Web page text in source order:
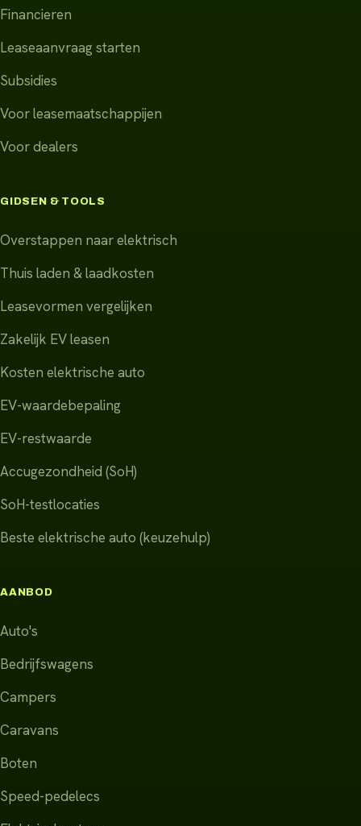
Financieren
Leaseaanvraag starten
Subsidies
Voor leasemaatschappijen
Voor dealers
GIDSEN & TOOLS
Overstappen naar elektrisch
Thuis laden & laadkosten
Leasevormen vergelijken
Zakelijk EV leasen
Kosten elektrische auto
EV-waardebepaling
EV-restwaarde
Accugezondheid (SoH)
SoH-testlocaties
Beste elektrische auto (keuzehulp)
AANBOD
Auto's
Bedrijfswagens
Campers
Caravans
Boten
Speed-pedelecs